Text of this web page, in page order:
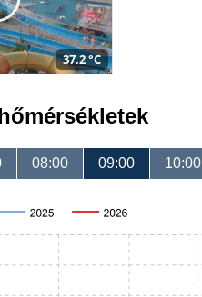
37,2 °C
08:00 09:00 10:00